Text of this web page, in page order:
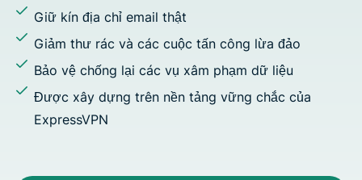
email thật
các cuộc tấn công lừa đảo
các vụ xâm phạm dữ liệu
trên nền tảng vững chắc của
Sử dụng tên